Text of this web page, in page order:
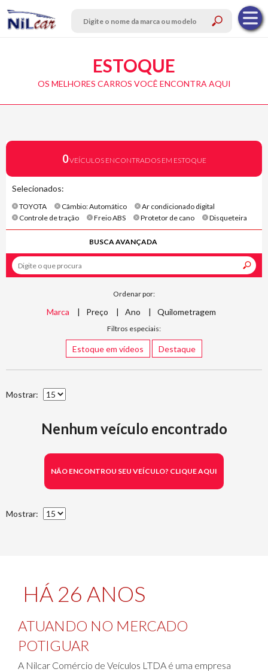
ESTOQUE
OS MELHORES CARROS VOCÊ ENCONTRA AQUI
0VEÍCULOS ENCONTRADOS EM ESTOQUE
Selecionados:
TOYOTA Câmbio: Automático
Ar condicionado digital
Controle de tração
Freio ABS Protetor de cano Disqueteira
BUSCA AVANÇADA
Ordenar por:
Marca Preço Ano Quilometragem
Filtros especiais:
Estoque em vídeos Destaque
Mostrar:
Nenhum veículo encontrado
NÃO ENCONTROU SEU VEÍCULO? CLIQUE AQUI
Mostrar:
HÁ 26 ANOS
ATUANDO NO MERCADO
POTIGUAR
A Nilcar Comércio de Veículos LTDA é uma empresa